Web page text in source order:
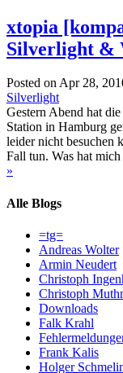
xtopia
Silverlight &
Posted on Apr 28,
Silverlight
Gestern Abend hat
Station in Hamburg
leider nicht besuchen
Fall tun. Was hat
»
Alle Blogs
=tg=
Andreas Wolter
Armin Neudert
Christoph
Christoph
Downloads
Falk Krahl
Frank Kalis
Holger